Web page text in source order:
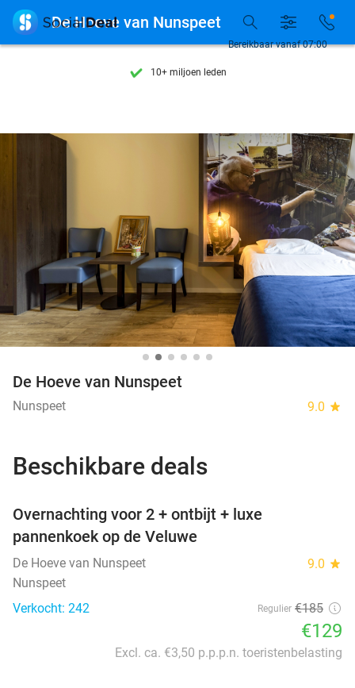
7 dagen per week beschikbaar
10+ miljoen leden
7 dagen per week beschikbaar
10+ miljoen leden
Bereikbaar vanaf 07:00
 De Hoeve van Nunspeet
De Hoeve van Nunspeet
Nunspeet 9.0 star
Beschikbare deals
Overnachting voor 2 + ontbijt + luxe
pannenkoek op de Veluwe
De Hoeve van Nunspeet 9.0 star
Nunspeet
Verkocht: 242
Regulier €185
€129
Excl. ca. €3,50 p.p.p.n. toeristenbelasting